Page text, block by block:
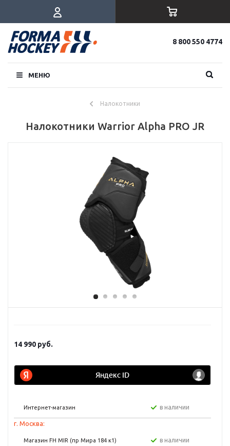
8 800 550 4774
МЕНЮ
Налокотники
Налокотники Warrior Alpha PRO JR
14 990 руб.
Интернет-магазин в наличии
г. Москва:
Магазин FH MIR (пр Мира 184 к1) в наличии